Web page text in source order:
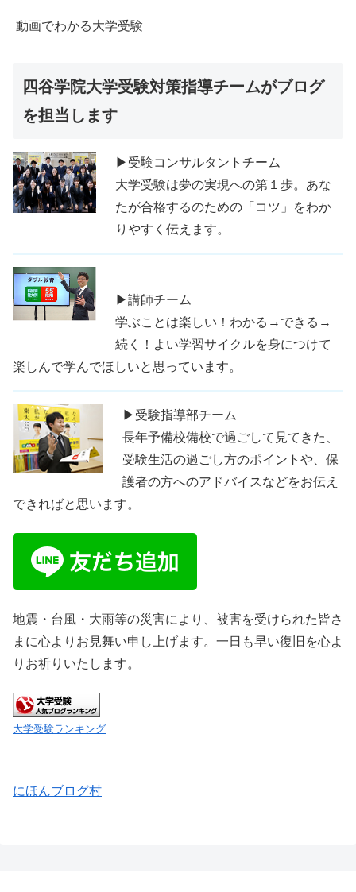
動画でわかる大学受験
四谷学院大学受験対策指導チームがブログ
を担当します
▶受験コンサルタントチーム
大学受験は夢の実現への第１歩。あな
たが合格するのための「コツ」をわか
りやすく伝えます。
▶講師チーム
学ぶことは楽しい！わかる→できる→
続く！よい学習サイクルを身につけて
楽しんで学んでほしいと思っています。
▶受験指導部チーム
長年予備校備校で過ごして見てきた、
受験生活の過ごし方のポイントや、保
護者の方へのアドバイスなどをお伝え
できればと思います。
地震・台風・大雨等の災害により、被害を受けられた皆さ
まに心よりお見舞い申し上げます。一日も早い復旧を心よ
りお祈りいたします。
大学受験ランキング
にほんブログ村